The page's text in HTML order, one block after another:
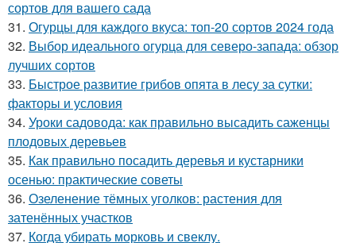
сортов для вашего сада
31. Огурцы для каждого вкуса: топ-20 сортов 2024 года
32. Выбор идеального огурца для северо-запада: обзор
лучших сортов
33. Быстрое развитие грибов опята в лесу за сутки:
факторы и условия
34. Уроки садовода: как правильно высадить саженцы
плодовых деревьев
35. Как правильно посадить деревья и кустарники
осенью: практические советы
36. Озеленение тёмных уголков: растения для
затенённых участков
37. Когда убирать морковь и свеклу.